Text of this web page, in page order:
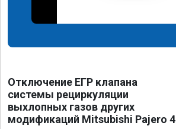
Отключение ЕГР клапана
системы рециркуляции
выхлопных газов других
модификаций Mitsubishi Pajero 4